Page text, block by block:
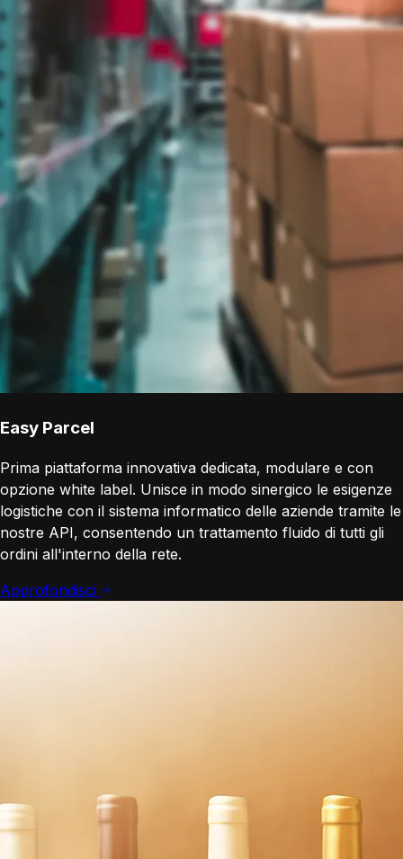
Easy Parcel
Prima piattaforma innovativa dedicata, modulare e con
opzione white label. Unisce in modo sinergico le esigenze
logistiche con il sistema informatico delle aziende tramite le
nostre API, consentendo un trattamento fluido di tutti gli
ordini all'interno della rete.
Approfondisci